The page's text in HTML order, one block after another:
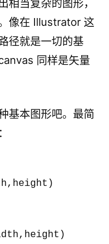
相当复杂的图形，
像在 Illustrator 这
径就是一切的基
同样是矢量
基本图形吧。最简